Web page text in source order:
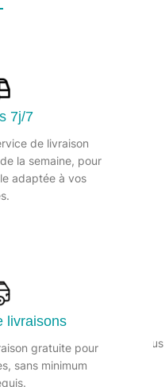
7j/7
de livraison
la semaine, pour
adaptée à vos
livraisons
gratuite pour
sans minimum
DAILYK
Nettoie et fait briller tous
ect). Formulé sans
Floral, Citron et Pin.